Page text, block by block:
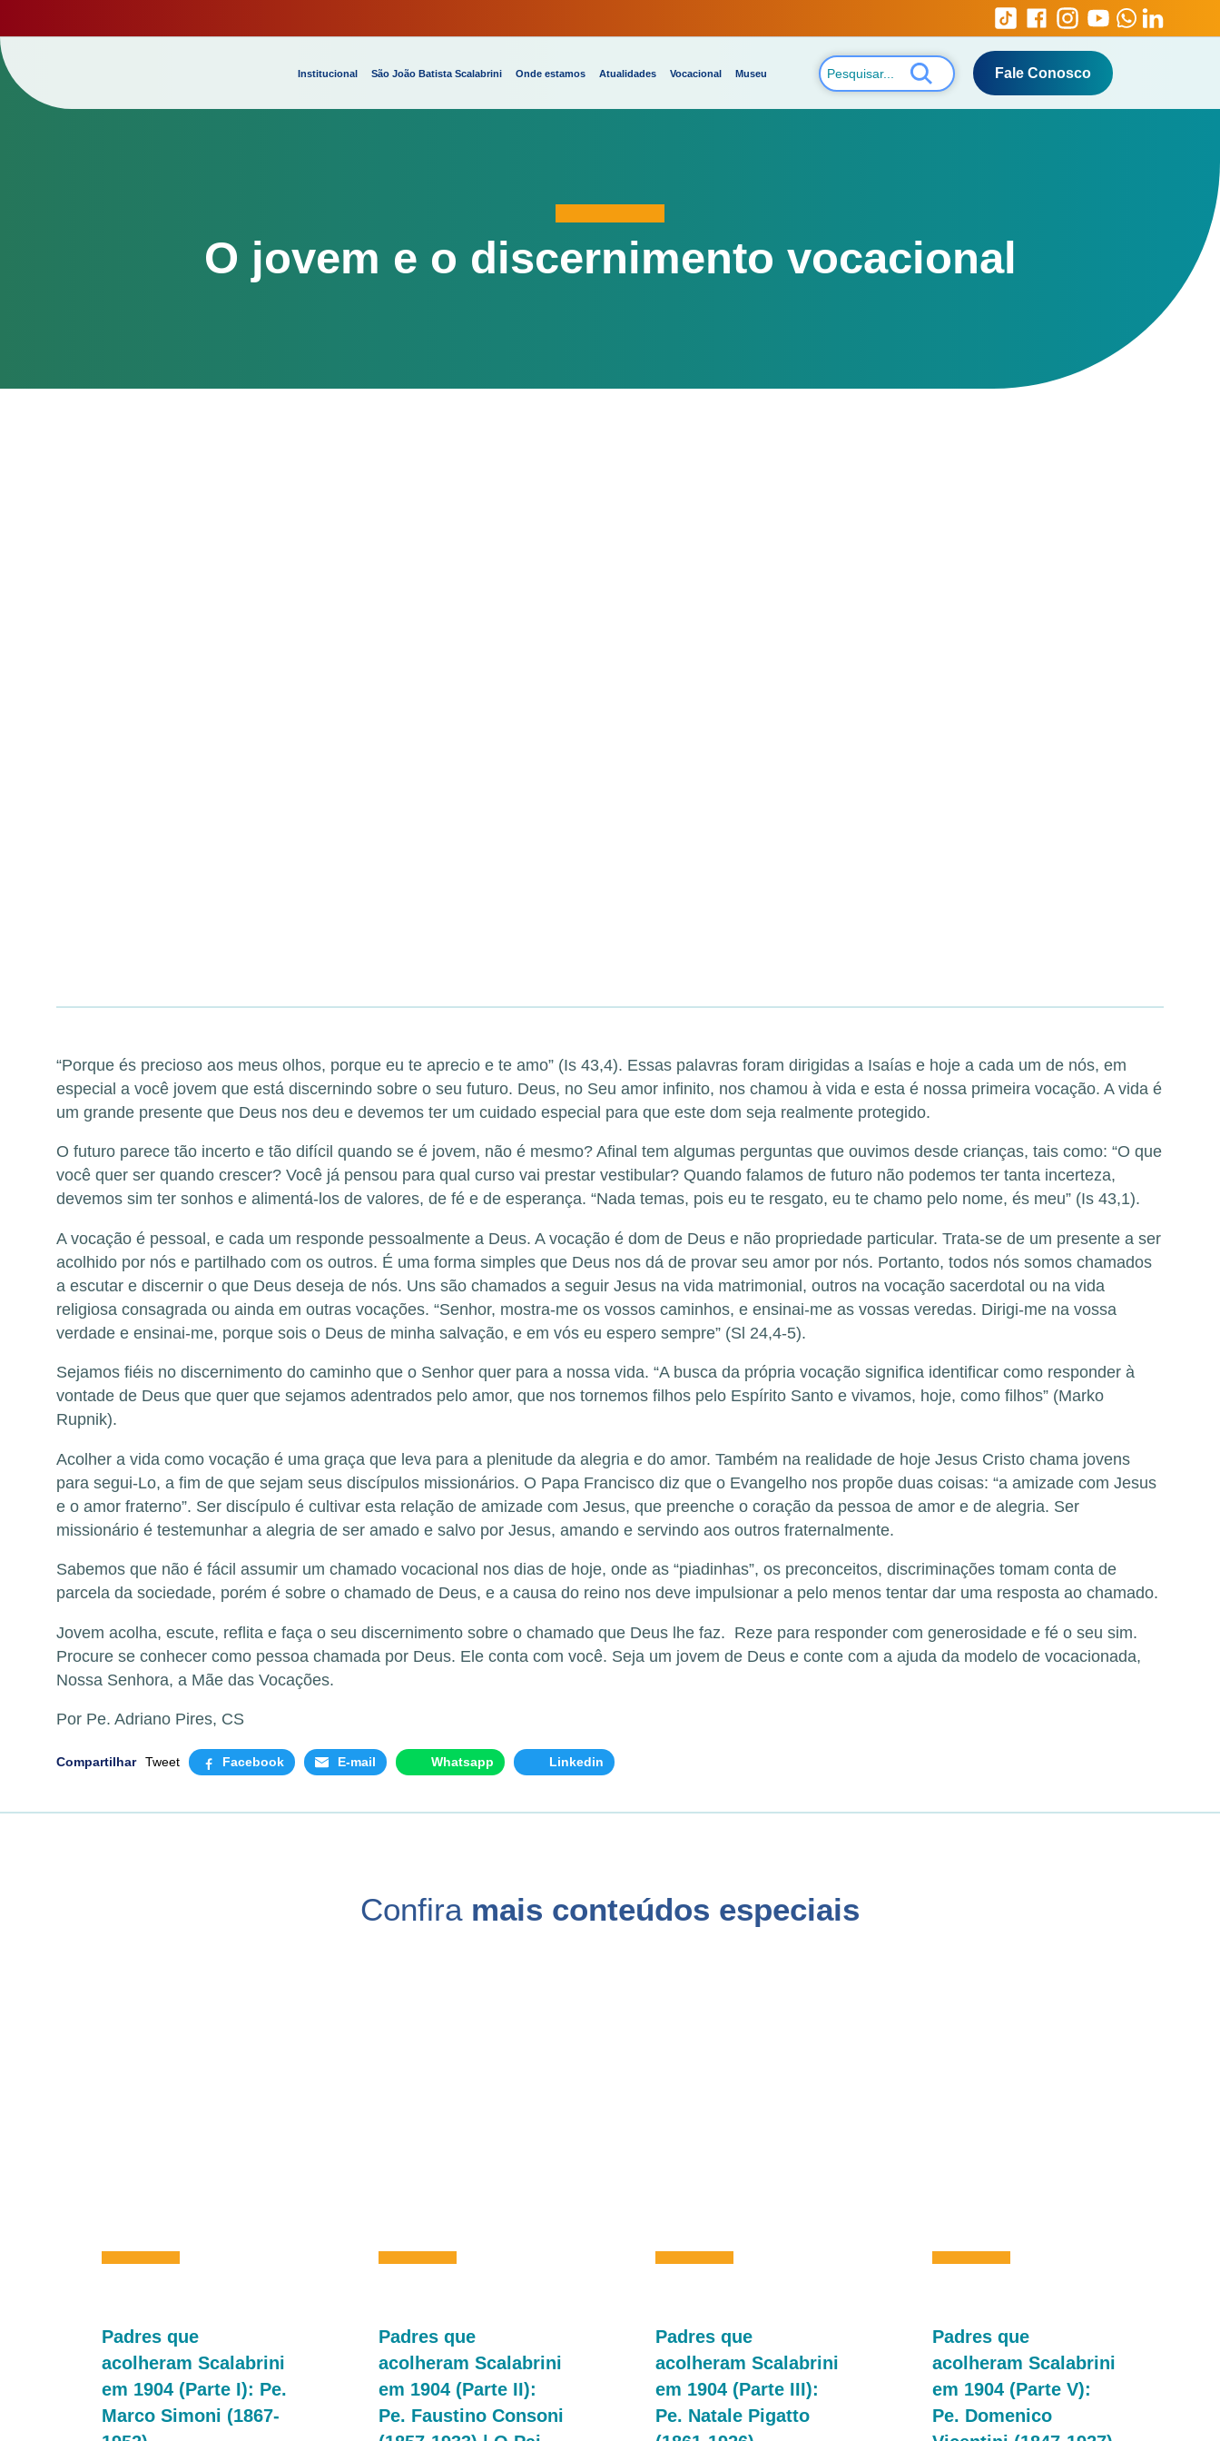
Institucional São João Batista Scalabrini Onde estamos Atualidades Vocacional Museu Fale Conosco
O jovem e o discernimento vocacional
“Porque és precioso aos meus olhos, porque eu te aprecio e te amo” (Is 43,4). Essas palavras foram dirigidas a Isaías e hoje a cada um de nós, em
especial a você jovem que está discernindo sobre o seu futuro. Deus, no Seu amor infinito, nos chamou à vida e esta é nossa primeira vocação. A vida é
um grande presente que Deus nos deu e devemos ter um cuidado especial para que este dom seja realmente protegido.
O futuro parece tão incerto e tão difícil quando se é jovem, não é mesmo? Afinal tem algumas perguntas que ouvimos desde crianças, tais como: “O que
você quer ser quando crescer? Você já pensou para qual curso vai prestar vestibular? Quando falamos de futuro não podemos ter tanta incerteza,
devemos sim ter sonhos e alimentá-los de valores, de fé e de esperança. “Nada temas, pois eu te resgato, eu te chamo pelo nome, és meu” (Is 43,1).
A vocação é pessoal, e cada um responde pessoalmente a Deus. A vocação é dom de Deus e não propriedade particular. Trata-se de um presente a ser
acolhido por nós e partilhado com os outros. É uma forma simples que Deus nos dá de provar seu amor por nós. Portanto, todos nós somos chamados
a escutar e discernir o que Deus deseja de nós. Uns são chamados a seguir Jesus na vida matrimonial, outros na vocação sacerdotal ou na vida
religiosa consagrada ou ainda em outras vocações. “Senhor, mostra-me os vossos caminhos, e ensinai-me as vossas veredas. Dirigi-me na vossa
verdade e ensinai-me, porque sois o Deus de minha salvação, e em vós eu espero sempre” (Sl 24,4-5).
Sejamos fiéis no discernimento do caminho que o Senhor quer para a nossa vida. “A busca da própria vocação significa identificar como responder à
vontade de Deus que quer que sejamos adentrados pelo amor, que nos tornemos filhos pelo Espírito Santo e vivamos, hoje, como filhos” (Marko
Rupnik).
Acolher a vida como vocação é uma graça que leva para a plenitude da alegria e do amor. Também na realidade de hoje Jesus Cristo chama jovens
para segui-Lo, a fim de que sejam seus discípulos missionários. O Papa Francisco diz que o Evangelho nos propõe duas coisas: “a amizade com Jesus
e o amor fraterno”. Ser discípulo é cultivar esta relação de amizade com Jesus, que preenche o coração da pessoa de amor e de alegria. Ser
missionário é testemunhar a alegria de ser amado e salvo por Jesus, amando e servindo aos outros fraternalmente.
Sabemos que não é fácil assumir um chamado vocacional nos dias de hoje, onde as “piadinhas”, os preconceitos, discriminações tomam conta de
parcela da sociedade, porém é sobre o chamado de Deus, e a causa do reino nos deve impulsionar a pelo menos tentar dar uma resposta ao chamado.
Jovem acolha, escute, reflita e faça o seu discernimento sobre o chamado que Deus lhe faz. Reze para responder com generosidade e fé o seu sim.
Procure se conhecer como pessoa chamada por Deus. Ele conta com você. Seja um jovem de Deus e conte com a ajuda da modelo de vocacionada,
Nossa Senhora, a Mãe das Vocações.
Por Pe. Adriano Pires, CS
Compartilhar Tweet Facebook E-mail Whatsapp Linkedin
Confira mais conteúdos especiais
Padres que
acolheram Scalabrini
em 1904 (Parte I): Pe.
Marco Simoni (1867-
Padres que
acolheram Scalabrini
em 1904 (Parte II):
Pe. Faustino Consoni
Padres que
acolheram Scalabrini
em 1904 (Parte III):
Pe. Natale Pigatto
Padres que
acolheram Scalabrini
em 1904 (Parte V):
Pe. Domenico